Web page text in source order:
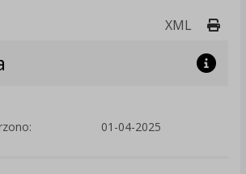
XML
01-04-2025